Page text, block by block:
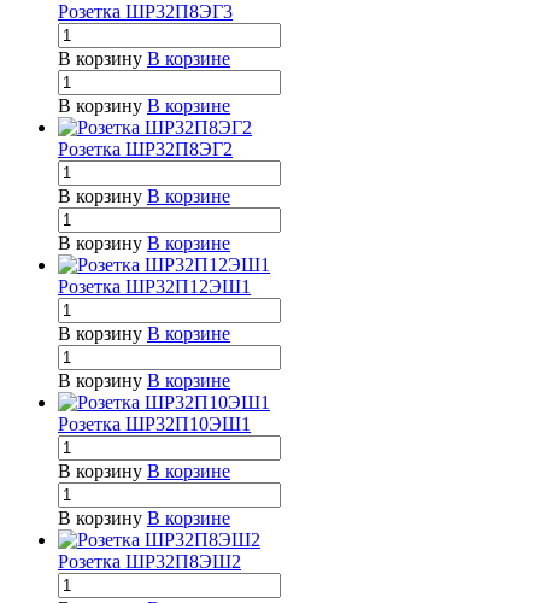
Розетка ШР32П8ЭГ3
В корзину В корзине
В корзину В корзине
Розетка ШР32П8ЭГ2
В корзину В корзине
В корзину В корзине
Розетка ШР32П12ЭШ1
В корзину В корзине
В корзину В корзине
Розетка ШР32П10ЭШ1
В корзину В корзине
В корзину В корзине
Розетка ШР32П8ЭШ2